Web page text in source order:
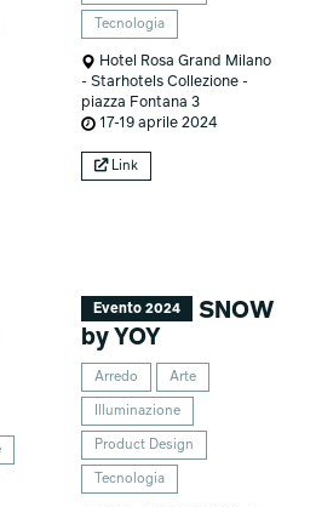
Tecnologia
Hotel Rosa Grand Milano
- Starhotels Collezione -
piazza Fontana 3
17-19 aprile 2024
Link
Evento 2024
SNOW
by YOY
Arredo Arte
Illuminazione
Product Design
Tecnologia